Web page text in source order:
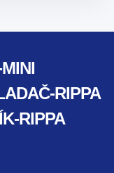
RIPPA
RIPPA